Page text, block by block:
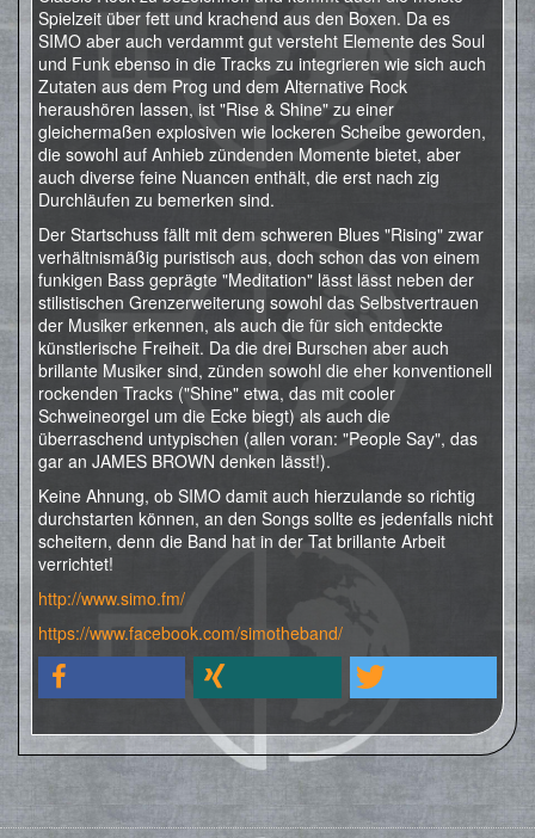
Spielzeit über fett und krachend aus den Boxen. Da es
SIMO aber auch verdammt gut versteht Elemente des Soul
und Funk ebenso in die Tracks zu integrieren wie sich auch
Zutaten aus dem Prog und dem Alternative Rock
heraushören lassen, ist "Rise & Shine" zu einer
gleichermaßen explosiven wie lockeren Scheibe geworden,
die sowohl auf Anhieb zündenden Momente bietet, aber
auch diverse feine Nuancen enthält, die erst nach zig
Durchläufen zu bemerken sind.
Der Startschuss fällt mit dem schweren Blues "Rising" zwar
verhältnismäßig puristisch aus, doch schon das von einem
funkigen Bass geprägte "Meditation" lässt lässt neben der
stilistischen Grenzerweiterung sowohl das Selbstvertrauen
der Musiker erkennen, als auch die für sich entdeckte
künstlerische Freiheit. Da die drei Burschen aber auch
brillante Musiker sind, zünden sowohl die eher konventionell
rockenden Tracks ("Shine" etwa, das mit cooler
Schweineorgel um die Ecke biegt) als auch die
überraschend untypischen (allen voran: "People Say", das
gar an JAMES BROWN denken lässt!).
Keine Ahnung, ob SIMO damit auch hierzulande so richtig
durchstarten können, an den Songs sollte es jedenfalls nicht
scheitern, denn die Band hat in der Tat brillante Arbeit
verrichtet!
http://www.simo.fm/
https://www.facebook.com/simotheband/